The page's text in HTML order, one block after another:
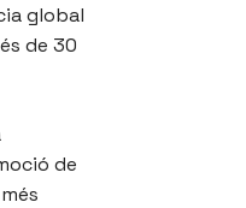
global
de 30
de